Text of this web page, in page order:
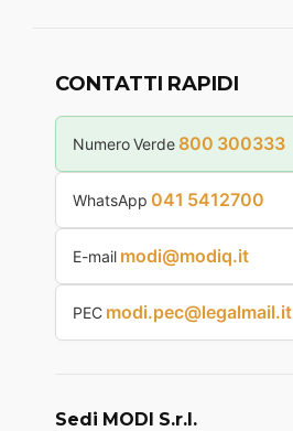
CONTATTI RAPIDI
Numero Verde 800 300333
WhatsApp 041 5412700
E-mail modi@modiq.it
PEC modi.pec@legalmail.it
Sedi MODI S.r.l.